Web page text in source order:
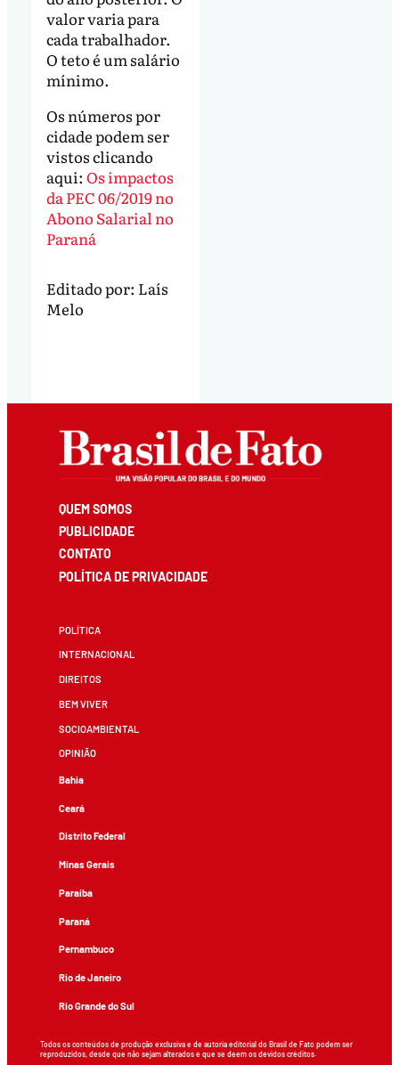
valor varia para
cada trabalhador.
O teto é um salário
mínimo.
Os números por
cidade podem ser
vistos clicando
aqui: Os impactos
da PEC 06/2019 no
Abono Salarial no
Paraná
Editado por: Laís
Melo
QUEM SOMOS
PUBLICIDADE
CONTATO
POLÍTICA DE PRIVACIDADE
POLÍTICA
INTERNACIONAL
DIREITOS
BEM VIVER
SOCIOAMBIENTAL
OPINIÃO
Bahia
Ceará
Distrito Federal
Minas Gerais
Paraíba
Paraná
Pernambuco
Rio de Janeiro
Rio Grande do Sul
Todos os conteúdos de produção exclusiva e de autoria editorial do Brasil de Fato podem ser
reproduzidos, desde que não sejam alterados e que se deem os devidos créditos.